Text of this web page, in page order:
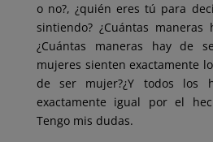
o no?, ¿quién eres tú para
sintiendo? ¿Cuántas
¿Cuántas maneras hay de
mujeres sienten exactamente
de ser mujer?¿Y todos los
exactamente igual por el
Tengo mis dudas.